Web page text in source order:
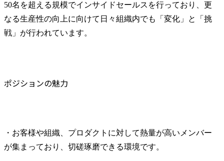
50名を超える規模でインサイドセールスを行っており、更
なる生産性の向上に向けて日々組織内でも「変化」と「挑
戦」が行われています。
ポジションの魅力
・お客様や組織、プロダクトに対して熱量が高いメンバー
が集まっており、切磋琢磨できる環境です。